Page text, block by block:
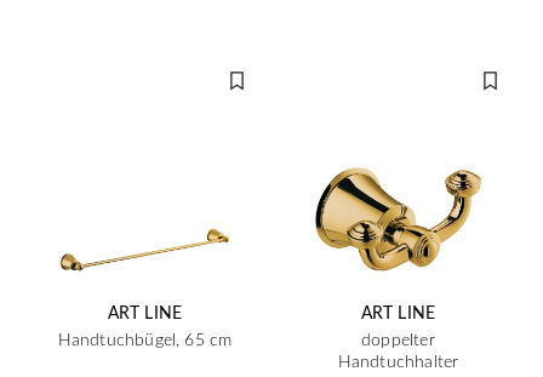
ART LINE
Handtuchbügel, 65 cm
ART LINE
doppelter
Handtuchhalter